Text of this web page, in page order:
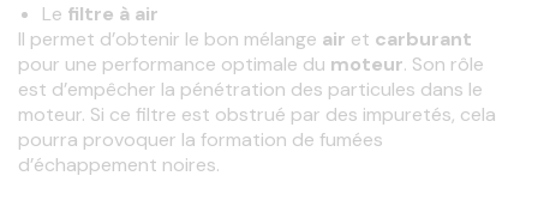
Le filtre à air
Il permet d’obtenir le bon mélange air et
pour une performance optimale du moteur. Son rôle
est d’empêcher la pénétration des particules dans le
moteur. Si ce filtre est obstrué par des impuretés, cela
pourra provoquer la formation de fumées
d’échappement noires.